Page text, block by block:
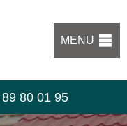
MENU
80 01 95